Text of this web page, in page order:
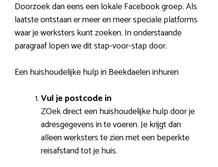
Doorzoek dan eens een lokale Facebook groep. Als
laatste ontstaan er meer en meer speciale platforms
waar je werksters kunt zoeken. In onderstaande
paragraaf lopen we dit stap-voor-stap door.
Een huishoudelijke hulp in Beekdaelen inhuren
Vul je postcode in
ZOek direct een huishoudelijke hulp door je
adresgegevens in te voeren. Je krijgt dan
alleen werksters te zien met een beperkte
reisafstand tot je huis.